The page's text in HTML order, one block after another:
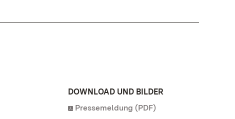
DOWNLOAD UND BILDER
Pressemeldung (PDF)